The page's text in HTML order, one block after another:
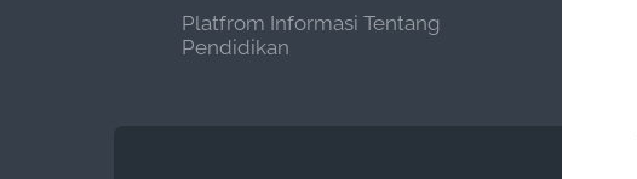
Platfrom Informasi Tentang
Pendidikan